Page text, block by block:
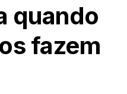
quando
fazem